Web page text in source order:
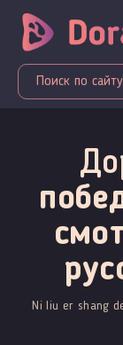
Ni liu er shang